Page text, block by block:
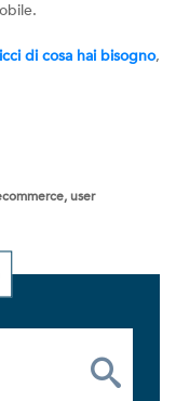
di cosa hai bisogno,
user